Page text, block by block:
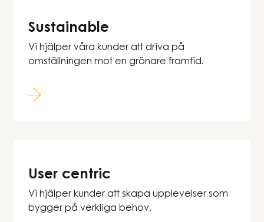
Sustainable
Vi hjälper våra kunder att driva på
omställningen mot en grönare framtid.
User centric
Vi hjälper kunder att skapa upplevelser som
bygger på verkliga behov.